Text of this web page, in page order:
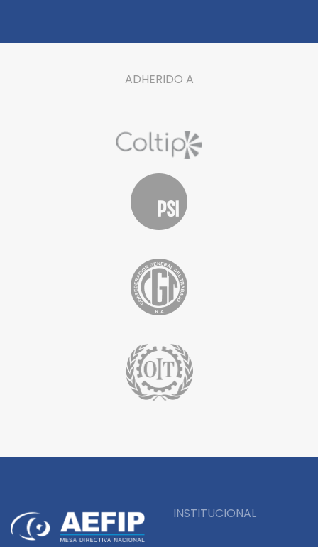
ADHERIDO A
INSTITUCIONAL